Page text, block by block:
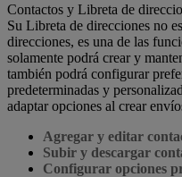
Contactos y Libreta de
Su Libreta de direcciones no
direcciones, es una de las
solamente podrá crear y
también podrá configurar
predeterminadas y
adaptar opciones al crear
Agregar y editar
Subir y descargar
Configurar opciones